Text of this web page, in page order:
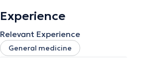
Experience
Relevant Experience
General medicine